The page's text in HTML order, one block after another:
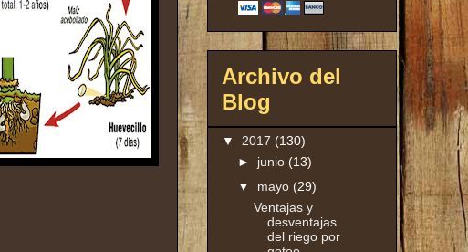
Archivo del
Blog
▼ 2017 (130)
► junio (13)
▼ mayo (29)
Ventajas y
desventajas
del riego por